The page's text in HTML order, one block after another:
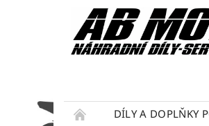
DÍLY A DOPLŇKY